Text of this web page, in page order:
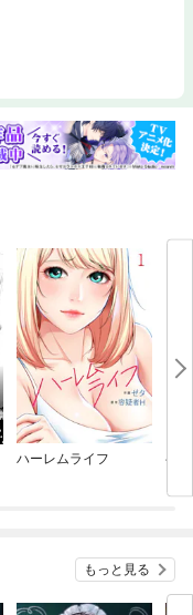
ハーレムライフ 半
もっと見る